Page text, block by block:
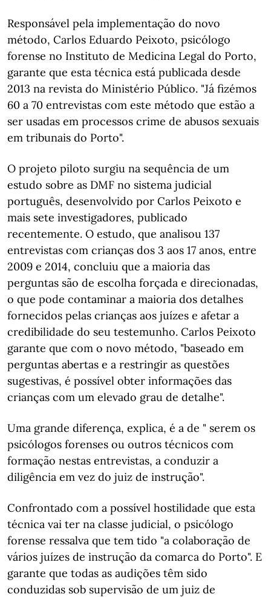
Responsável pela implementação do novo
método, Carlos Eduardo Peixoto, psicólogo
forense no Instituto de Medicina Legal do Porto,
garante que esta técnica está publicada desde
2013 na revista do Ministério Público. "Já fizémos
60 a 70 entrevistas com este método que estão a
ser usadas em processos crime de abusos sexuais
em tribunais do Porto".
O projeto piloto surgiu na sequência de um
estudo sobre as DMF no sistema judicial
português, desenvolvido por Carlos Peixoto e
mais sete investigadores, publicado
recentemente. O estudo, que analisou 137
entrevistas com crianças dos 3 aos 17 anos, entre
2009 e 2014, concluiu que a maioria das
perguntas são de escolha forçada e direcionadas,
o que pode contaminar a maioria dos detalhes
fornecidos pelas crianças aos juízes e afetar a
credibilidade do seu testemunho. Carlos Peixoto
garante que com o novo método, "baseado em
perguntas abertas e a restringir as questões
sugestivas, é possível obter informações das
crianças com um elevado grau de detalhe".
Uma grande diferença, explica, é a de " serem os
psicólogos forenses ou outros técnicos com
formação nestas entrevistas, a conduzir a
diligência em vez do juiz de instrução".
Confrontado com a possível hostilidade que esta
técnica vai ter na classe judicial, o psicólogo
forense ressalva que tem tido "a colaboração de
vários juízes de instrução da comarca do Porto". E
garante que todas as audições têm sido
conduzidas sob supervisão de um juiz de